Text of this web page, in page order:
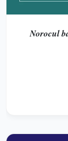
Norocul